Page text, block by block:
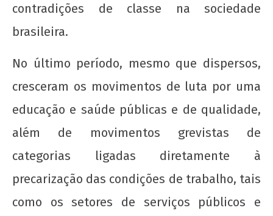
contradições de classe na sociedade
brasileira.
No último período, mesmo que dispersos,
cresceram os movimentos de luta por uma
educação e saúde públicas e de qualidade,
além de movimentos grevistas de
categorias ligadas diretamente à
precarização das condições de trabalho, tais
como os setores de serviços públicos e